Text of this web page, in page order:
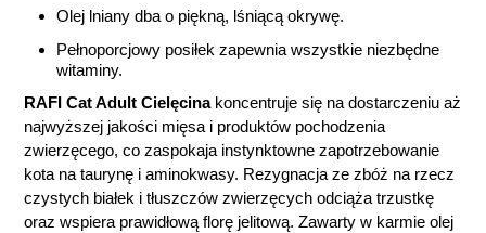
Olej lniany dba o piękną, lśniącą okrywę.
Pełnoporcjowy posiłek zapewnia wszystkie niezbędne
witaminy.
RAFI Cat Adult Cielęcinakoncentruje się na dostarczeniu aż
najwyższej jakości mięsa i produktów pochodzenia
zwierzęcego, co zaspokaja instynktowne zapotrzebowanie
kota na taurynę i aminokwasy. Rezygnacja ze zbóż na rzecz
czystych białek i tłuszczów zwierzęcych odciąża trzustkę
oraz wspiera prawidłową florę jelitową. Zawarty w karmie olej